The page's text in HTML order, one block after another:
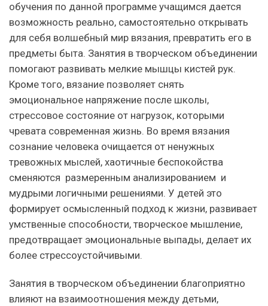
обучения по данной программе учащимся дается
возможность реально, самостоятельно открывать
для себя волшебный мир вязания, превратить его в
предметы быта. Занятия в творческом объединении
помогают развивать мелкие мышцы кистей рук.
Кроме того, вязание позволяет снять
эмоциональное напряжение после школы,
стрессовое состояние от нагрузок, которыми
чревата современная жизнь. Во время вязания
сознание человека очищается от ненужных
тревожных мыслей, хаотичные беспокойства
сменяются размеренным анализированием и
мудрыми логичными решениями. У детей это
формирует осмысленный подход к жизни, развивает
умственные способности, творческое мышление,
предотвращает эмоциональные выпады, делает их
более стрессоустойчивыми.
Занятия в творческом объединении благоприятно
влияют на взаимоотношения между детьми,